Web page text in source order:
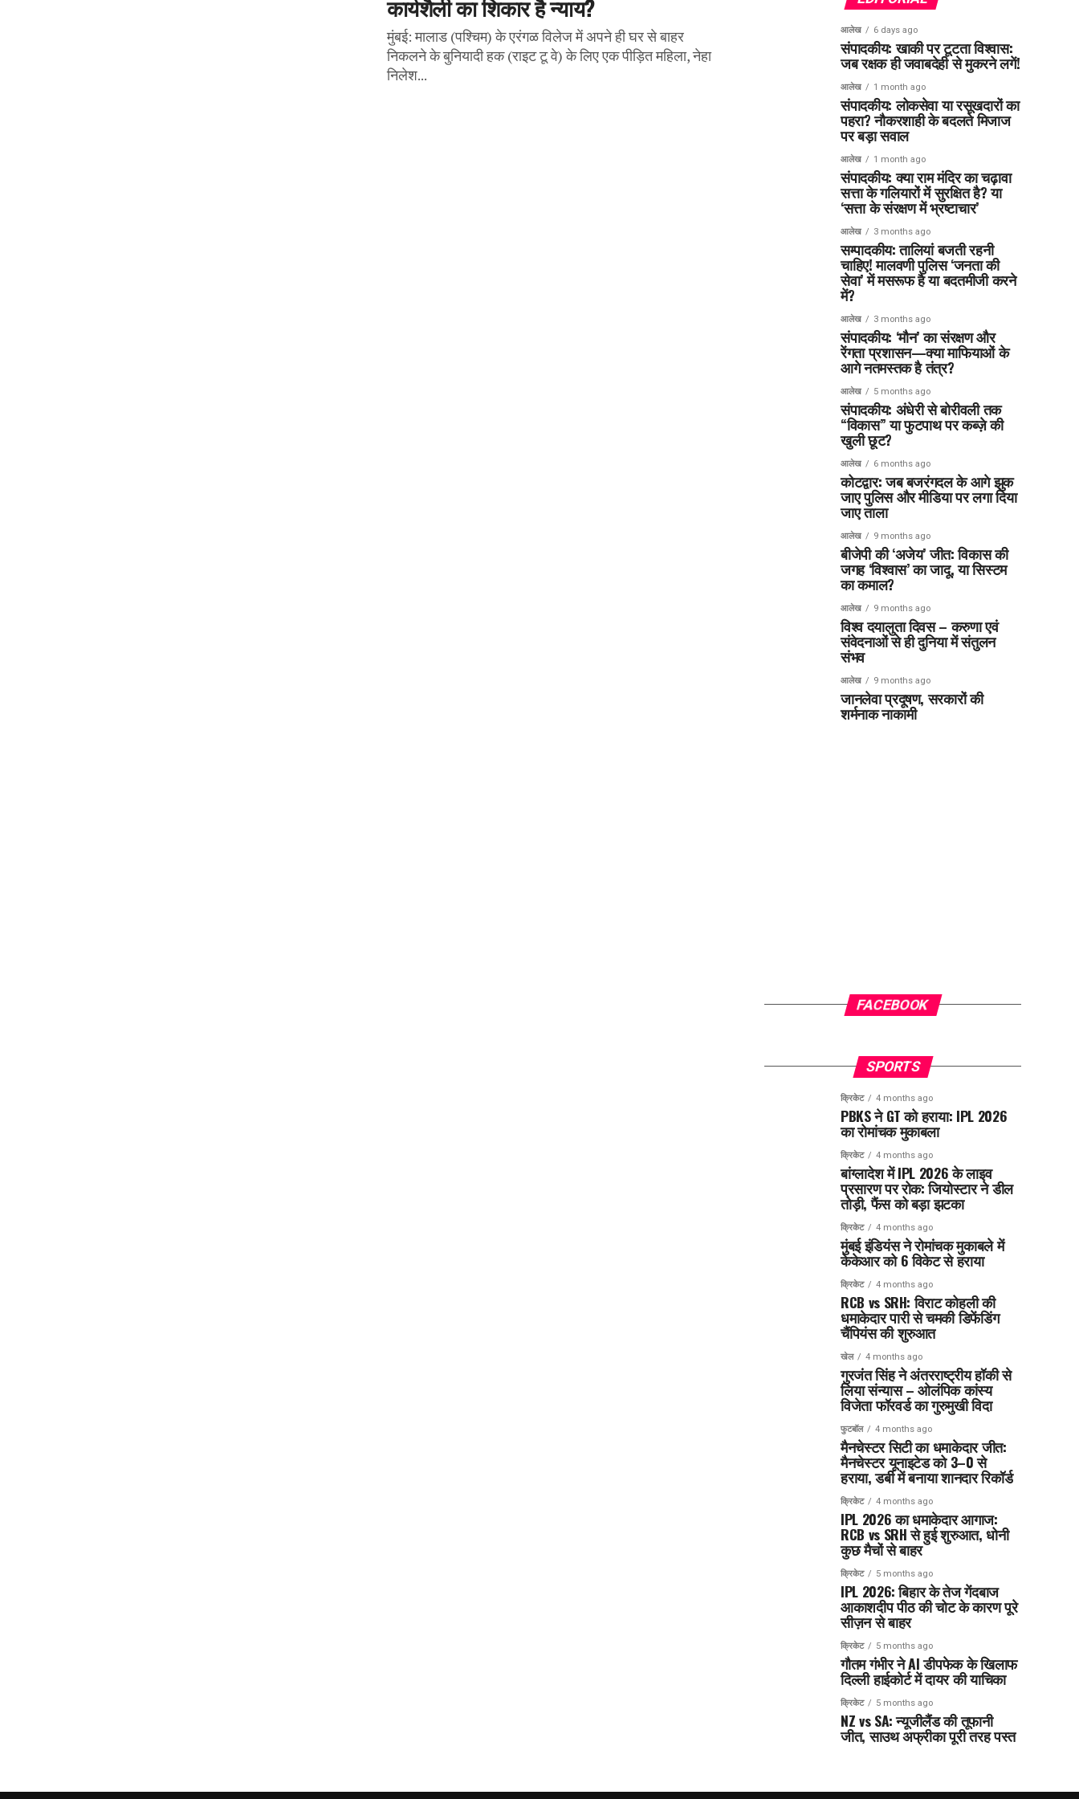
कार्यशैली का शिकार है न्याय?
मुंबई: मालाड (पश्चिम) के एरंगळ विलेज में अपने ही घर से बाहर
निकलने के बुनियादी हक (राइट टू वे) के लिए एक पीड़ित महिला, नेहा
निलेश...
आलेख 6 days ago
संपादकीय: खाकी पर टूटता विश्वास:
जब रक्षक ही जवाबदेही से मुकरने लगें!
आलेख 1 month ago
संपादकीय: लोकसेवा या रसूखदारों का
पहरा? नौकरशाही के बदलते मिजाज
पर बड़ा सवाल
आलेख 1 month ago
संपादकीय: क्या राम मंदिर का चढ़ावा
सत्ता के गलियारों में सुरक्षित है? या
‘सत्ता के संरक्षण में भ्रष्टाचार’
आलेख 3 months ago
सम्पादकीय: तालियां बजती रहनी
चाहिए! मालवणी पुलिस ‘जनता की
सेवा’ में मसरूफ है या बदतमीजी करने
में?
आलेख 3 months ago
संपादकीय: ‘मौन’ का संरक्षण और
रेंगता प्रशासन—क्या माफियाओं के
आगे नतमस्तक है तंत्र?
आलेख 5 months ago
संपादकीय: अंधेरी से बोरीवली तक
“विकास” या फुटपाथ पर कब्ज़े की
खुली छूट?
आलेख 6 months ago
कोटद्वार: जब बजरंगदल के आगे झुक
जाए पुलिस और मीडिया पर लगा दिया
जाए ताला
आलेख 9 months ago
बीजेपी की ‘अजेय’ जीत: विकास की
जगह ‘विश्वास’ का जादू, या सिस्टम
का कमाल?
आलेख 9 months ago
विश्व दयालुता दिवस – करुणा एवं
संवेदनाओं से ही दुनिया में संतुलन
संभव
आलेख 9 months ago
जानलेवा प्रदूषण, सरकारों की
शर्मनाक नाकामी
FACEBOOK
SPORTS
क्रिकेट 4 months ago
PBKS ने GT को हराया: IPL 2026
का रोमांचक मुकाबला
क्रिकेट 4 months ago
बांग्लादेश में IPL 2026 के लाइव
प्रसारण पर रोक: जियोस्टार ने डील
तोड़ी, फैंस को बड़ा झटका
क्रिकेट 4 months ago
मुंबई इंडियंस ने रोमांचक मुकाबले में
केकेआर को 6 विकेट से हराया
क्रिकेट 4 months ago
RCB vs SRH: विराट कोहली की
धमाकेदार पारी से चमकी डिफेंडिंग
चैंपियंस की शुरुआत
खेल 4 months ago
गुरजंत सिंह ने अंतरराष्ट्रीय हॉकी से
लिया संन्यास – ओलंपिक कांस्य
विजेता फॉरवर्ड का गुरुमुखी विदा
फुटबॉल 4 months ago
मैनचेस्टर सिटी का धमाकेदार जीत:
मैनचेस्टर यूनाइटेड को 3–0 से
हराया, डर्बी में बनाया शानदार रिकॉर्ड
क्रिकेट 4 months ago
IPL 2026 का धमाकेदार आगाज:
RCB vs SRH से हुई शुरुआत, धोनी
कुछ मैचों से बाहर
क्रिकेट 5 months ago
IPL 2026: बिहार के तेज गेंदबाज
आकाशदीप पीठ की चोट के कारण पूरे
सीज़न से बाहर
क्रिकेट 5 months ago
गौतम गंभीर ने AI डीपफेक के खिलाफ
दिल्ली हाईकोर्ट में दायर की याचिका
क्रिकेट 5 months ago
NZ vs SA: न्यूजीलैंड की तूफानी
जीत, साउथ अफ्रीका पूरी तरह पस्त